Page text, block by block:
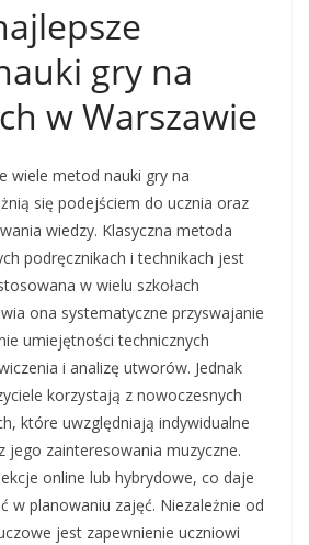
gry na
w Warszawie
wiele metod nauki gry na
się podejściem do ucznia oraz
wiedzy. Klasyczna metoda
podręcznikach i technikach jest
w wielu szkołach
ona systematyczne przyswajanie
umiejętności technicznych
i analizę utworów. Jednak
korzystają z nowoczesnych
które uwzględniają indywidualne
jego zainteresowania muzyczne.
online lub hybrydowe, co daje
w planowaniu zajęć. Niezależnie od
jest zapewnienie uczniowi